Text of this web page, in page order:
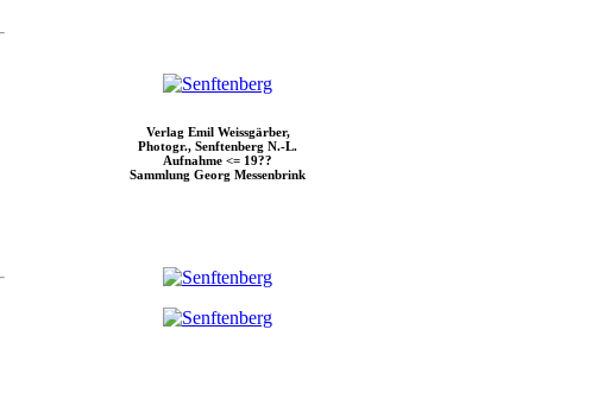
Verlag Emil Weissgärber,
Photogr., Senftenberg N.-L.
Aufnahme <= 19??
Sammlung Georg Messenbrink